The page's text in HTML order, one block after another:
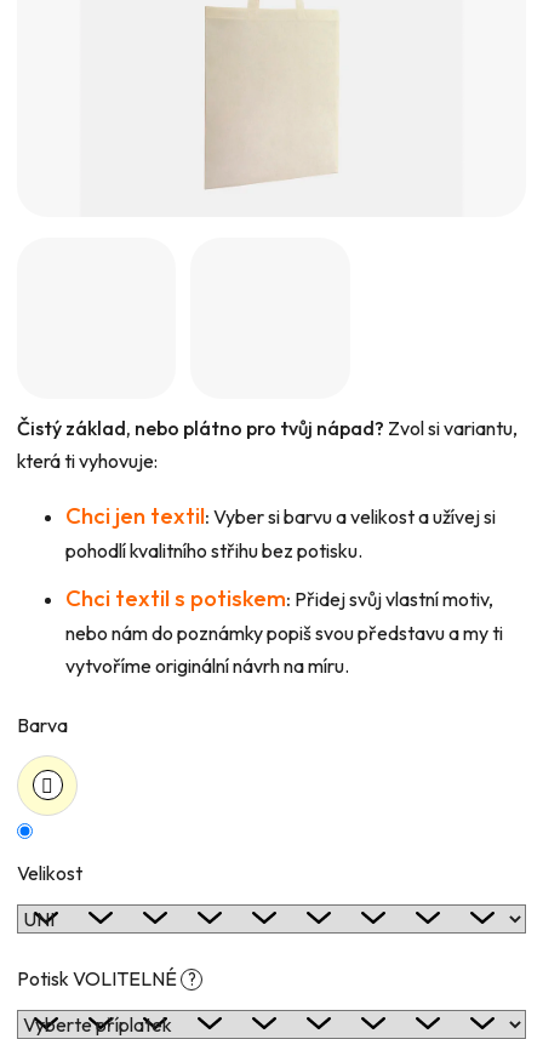
Čistý základ, nebo plátno pro tvůj nápad? Zvol si variantu,
která ti vyhovuje:
Chci jen textil: Vyber si barvu a velikost a užívej si
pohodlí kvalitního střihu bez potisku.
Chci textil s potiskem: Přidej svůj vlastní motiv,
nebo nám do poznámky popiš svou představu a my ti
vytvoříme originální návrh na míru.
Barva
Velikost
Potisk VOLITELNÉ ?